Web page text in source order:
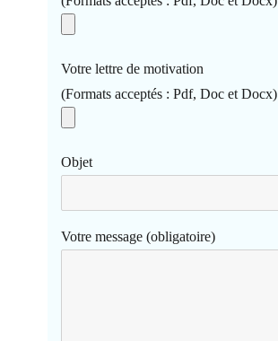
Votre lettre de motivation
(Formats acceptés : Pdf, Doc et Docx)
Objet
Votre message (obligatoire)